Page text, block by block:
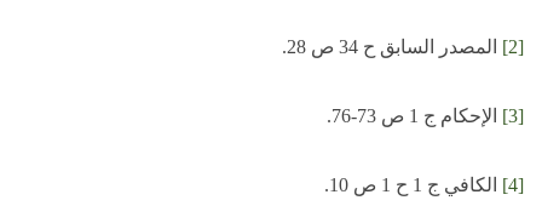
[2] المصدر السابق ح 34 ص 28.
[3] الإحكام ج 1 ص 73-76.
[4] الكافي ج 1 ح 1 ص 10.